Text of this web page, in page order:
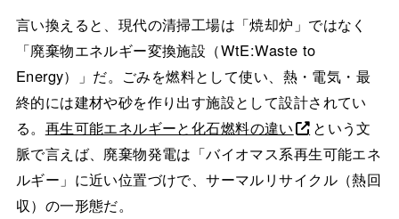
言い換えると、現代の清掃工場は「焼却炉」ではなく
「廃棄物エネルギー変換施設（WtE:Waste to
Energy）」だ。ごみを燃料として使い、熱・電気・最
終的には建材や砂を作り出す施設として設計されてい
る。 再生可能エネルギーと化石燃料の違い
という文
脈で言えば、廃棄物発電は「バイオマス系再生可能エネ
ルギー」に近い位置づけで、サーマルリサイクル（熱回
収）の一形態だ。